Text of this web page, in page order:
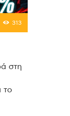
313
στη
το